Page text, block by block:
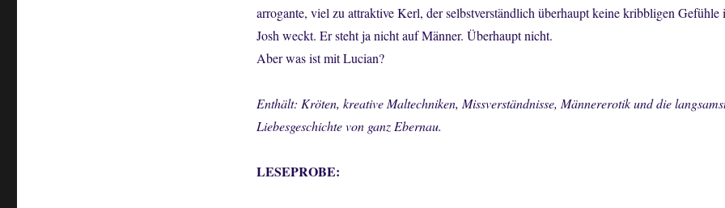
arrogante, viel zu attraktive Kerl, der selbstverständlich überhaupt keine kribbligen Gefühle
Josh weckt. Er steht ja nicht auf Männer. Überhaupt nicht.
Aber was ist mit Lucian?
Enthält: Kröten, kreative Maltechniken, Missverständnisse, Männererotik und die
Liebesgeschichte von ganz Ebernau.
LESEPROBE: